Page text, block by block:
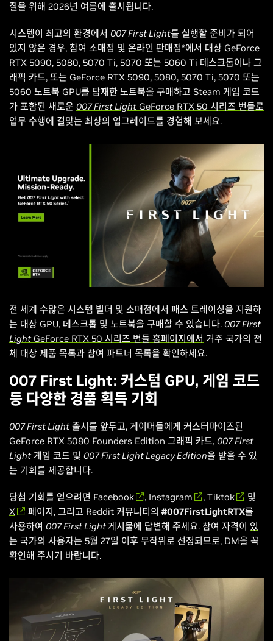
질을 위해 2026년 여름에 출시됩니다.
시스템이 최고의 환경에서 007 First Light를 실행할 준비가 되어
있지 않은 경우, 참여 소매점 및 온라인 판매점*에서 대상 GeForce
RTX 5090, 5080, 5070 Ti, 5070 또는 5060 Ti 데스크톱이나 그
래픽 카드, 또는 GeForce RTX 5090, 5080, 5070 Ti, 5070 또는
5060 노트북 GPU를 탑재한 노트북을 구매하고 Steam 게임 코드
가 포함된 새로운 007 First LightGeForce RTX 50 시리즈 번들로
업무 수행에 걸맞는 최상의 업그레이드를 경험해 보세요.
전 세계 수많은 시스템 빌더 및 소매점에서 패스 트레이싱을 지원하
는 대상 GPU, 데스크톱 및 노트북을 구매할 수 있습니다. 007 First
LightGeForce RTX 50 시리즈 번들 홈페이지에서 거주 국가의 전
체 대상 제품 목록과 참여 파트너 목록을 확인하세요.
007 First Light: 커스텀 GPU, 게임 코드
등 다양한 경품 획득 기회
007 First Light출시를 앞두고, 게이머들에게 커스터마이즈된
GeForce RTX 5080 Founders Edition 그래픽 카드, 007 First
Light게임 코드 및 007 First Light Legacy Edition을 받을 수 있
는 기회를 제공합니다.
당첨 기회를 얻으려면 Facebook , Instagram , Tiktok
및
X
페이지, 그리고 Reddit 커뮤니티의 #007FirstLightRTX를
사용하여 007 First Light게시물에 답변해 주세요. 참여 자격이 있
는 국가의 사용자는 5월 27일 이후 무작위로 선정되므로, DM을 꼭
확인해 주시기 바랍니다.